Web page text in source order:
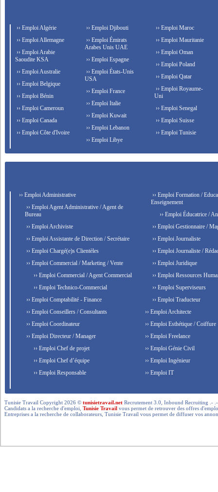
›› Emploi Algérie
›› Emploi Allemagne
›› Emploi Arabie
Saoudite KSA
›› Emploi Australie
›› Emploi Belgique
›› Emploi Bénin
›› Emploi Cameroun
›› Emploi Canada
›› Emploi Côte d'Ivoire
›› Emploi Djibouti
›› Emploi Émirats
Arabes Unis UAE
›› Emploi Espagne
›› Emploi États-Unis
USA
›› Emploi France
›› Emploi Italie
›› Emploi Kuwait
›› Emploi Lebanon
›› Emploi Libye
›› Emploi Maroc
›› Emploi Mauritanie
›› Emploi Oman
›› Emploi Poland
›› Emploi Qatar
›› Emploi Royaume-
Uni
›› Emploi Senegal
›› Emploi Suisse
›› Emploi Tunisie
›› Emploi Administrative
›› Emploi Agent Administrative / Agent de
Bureau
›› Emploi Archiviste
›› Emploi Assistante de Direction / Secrétaire
›› Emploi Chargé(e)s Clientèles
›› Emploi Commercial / Marketing / Vente
›› Emploi Commercial / Agent Commercial
›› Emploi Technico-Commercial
›› Emploi Comptabilité - Finance
›› Emploi Conseillers / Consultants
›› Emploi Coordinateur
›› Emploi Directeur / Manager
›› Emploi Chef de projet
›› Emploi Chef d’équipe
›› Emploi Responsable
›› Emploi Formation /
Enseignement
›› Emploi Éducatrice /
›› Emploi Gestionnaire /
›› Emploi Journaliste
›› Emploi Journaliste /
›› Emploi Juridique
›› Emploi Ressources
›› Emploi Superviseurs
›› Emploi Traducteur
›› Emploi Architecte
›› Emploi Esthétique / Coiffure
›› Emploi Freelance
›› Emploi Génie Civil
›› Emploi Ingénieur
›› Emploi IT
Tunisie Travail Copyright 2026 ©tunisietravail.net Recrutement 3.0, Inbound Recruiting .-
Candidats a la recherche d'emploi,Tunisie Travail vous permet de retrouver des offres
Entreprises a la recherche de collaborateurs, Tunisie Travail vous permet de diffuser vos